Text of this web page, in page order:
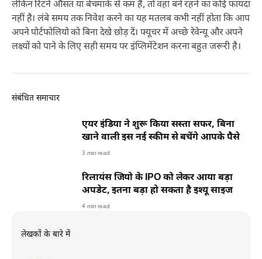
लेकिन रिटर्न औसत या बेंचमार्क से कम है, तो वहां बने रहने का कोई फायदा
नहीं है। लंबे समय तक निवेश करने का यह मतलब कभी नहीं होता कि आप
अपने पोर्टफोलियो को बिना देखे छोड़ दें। फ्यूचर में अच्छे रेवेन्यू और अपने
लक्ष्यों को पाने के लिए सही समय पर इंप्लिमेंटेशन करना बहुत जरूरी है।
संबंधित समाचार
एयर इंडिया ने शुरू किया सस्ता सफर, बिना
खाने वाली इस नई स्कीम से बचेंगे आपके पैसे
3 min read
रिलायंस जियो के IPO को लेकर आया बड़ा
अपडेट, इतना बड़ा हो सकता है इश्यू साइज
4 min read
लेखकों के बारे में